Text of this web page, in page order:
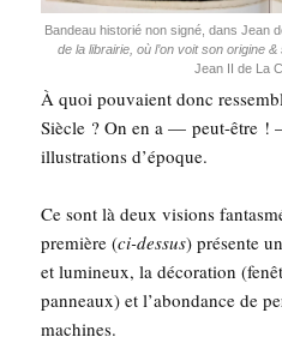
Ban­deau his­to­rié non signé, dans Jean
de la librai­rie, où l’on voit son ori­gine
Jean II de La
À quoi pou­vaient donc
Siècle ? On en a — peut-être !
illus­tra­tions d’époque.
Ce sont là deux visions
pre­mière (ci-des­sus) pré­sente
et lumi­neux, la déco­ra­tion
pan­neaux) et l’abondance de
machines.